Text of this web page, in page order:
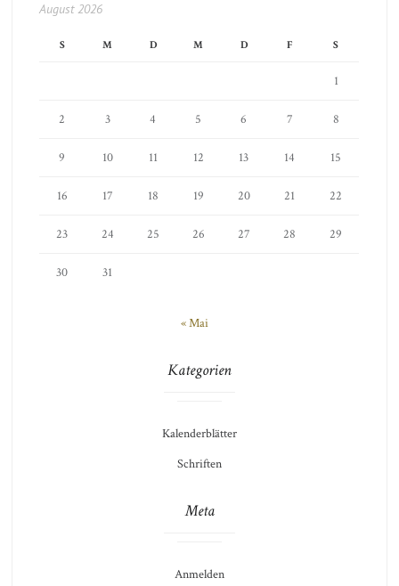
August 2026
S M D M D F S
1
2 3 4 5 6 7 8
9 10 11 12 13 14 15
16 17 18 19 20 21 22
23 24 25 26 27 28 29
30 31
« Mai
Kategorien
Kalenderblätter
Schriften
Meta
Anmelden